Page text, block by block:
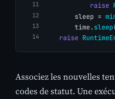
raise
        sleep =
        time.
sleep
raise
Associez les nouvelles
codes de statut. Une